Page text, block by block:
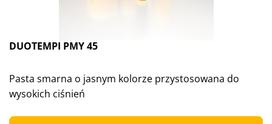
DUOTEMPI PMY 45
Pasta smarna o jasnym kolorze przystosowana do
wysokich ciśnień